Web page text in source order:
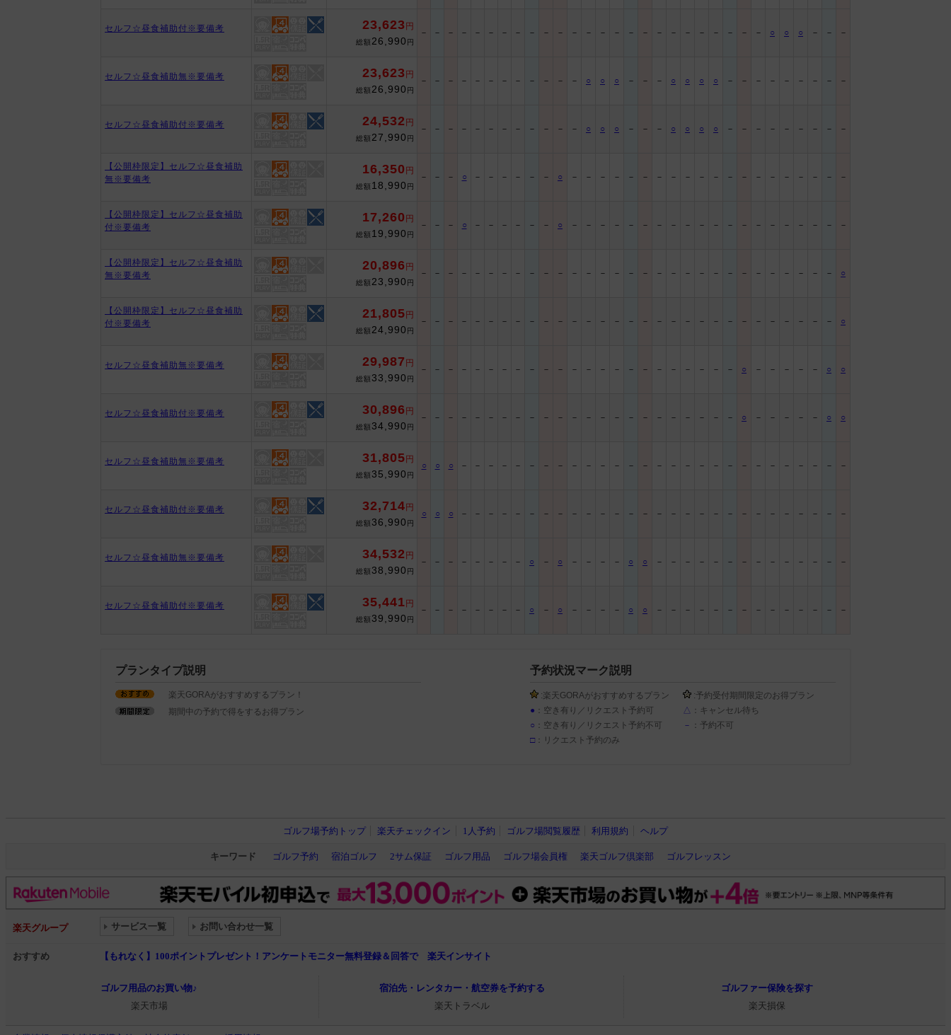
セルフ☆昼食補助付※要備考 23,623 円
総額 26,990 円
－ － － － － － － － － － － － － － － － － － － － － － － － － ○ ○ ○ － － －
セルフ☆昼食補助無※要備考 23,623 円
総額 26,990 円
－ － － － － － － － － － － － ○ ○ ○ － － － ○ ○ ○ ○ － － － － － － － － －
セルフ☆昼食補助付※要備考 24,532 円
総額 27,990 円
－ － － － － － － － － － － － ○ ○ ○ － － － ○ ○ ○ ○ － － － － － － － － －
【公開枠限定】セルフ☆昼食補助
無※要備考
16,350 円
総額 18,990 円
－ － － ○ － － － － － － ○ － － － － － － － － － － － － － － － － － － － －
【公開枠限定】セルフ☆昼食補助
付※要備考
17,260 円
総額 19,990 円
－ － － ○ － － － － － － ○ － － － － － － － － － － － － － － － － － － － －
【公開枠限定】セルフ☆昼食補助
無※要備考
20,896 円
総額 23,990 円
－ － － － － － － － － － － － － － － － － － － － － － － － － － － － － － ○
【公開枠限定】セルフ☆昼食補助
付※要備考
21,805 円
総額 24,990 円
－ － － － － － － － － － － － － － － － － － － － － － － － － － － － － － ○
セルフ☆昼食補助無※要備考 29,987 円
総額 33,990 円
－ － － － － － － － － － － － － － － － － － － － － － － ○ － － － － － ○ ○
セルフ☆昼食補助付※要備考 30,896 円
総額 34,990 円
－ － － － － － － － － － － － － － － － － － － － － － － ○ － － － － － ○ ○
セルフ☆昼食補助無※要備考 31,805 円
総額 35,990 円
○ ○ ○ － － － － － － － － － － － － － － － － － － － － － － － － － － － －
セルフ☆昼食補助付※要備考 32,714 円
総額 36,990 円
○ ○ ○ － － － － － － － － － － － － － － － － － － － － － － － － － － － －
セルフ☆昼食補助無※要備考 34,532 円
総額 38,990 円
－ － － － － － － － ○ － ○ － － － － ○ ○ － － － － － － － － － － － － － －
セルフ☆昼食補助付※要備考 35,441 円
総額 39,990 円
－ － － － － － － － ○ － ○ － － － － ○ ○ － － － － － － － － － － － － － －
プランタイプ説明
楽天GORAがおすすめするプラン！
期間中の予約で得をするお得プラン
予約状況マーク説明
:楽天GORAがおすすめするプラン
:予約受付期間限定のお得プラン
● ：空き有り／リクエスト予約可 △ ：キャンセル待ち
○ ：空き有り／リクエスト予約不可 － ：予約不可
□ ：リクエスト予約のみ
ゴルフ場予約トップ 楽天チェックイン 1人予約 ゴルフ場閲覧履歴 利用規約 ヘルプ
キーワード ゴルフ予約 宿泊ゴルフ 2サム保証 ゴルフ用品 ゴルフ場会員権 楽天ゴルフ倶楽部 ゴルフレッスン
楽天グループ サービス一覧 お問い合わせ一覧
おすすめ 【もれなく】100ポイントプレゼント！アンケートモニター無料登録＆回答で 楽天インサイト
ゴルフ用品のお買い物♪
楽天市場
宿泊先・レンタカー・航空券を予約する
楽天トラベル
ゴルファー保険を探す
楽天損保